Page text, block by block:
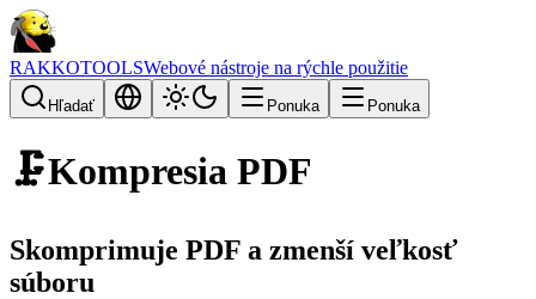
RAKKOTOOLSWebové nástroje na rýchle použitie
Hľadať Ponuka Ponuka
🗜️Kompresia PDF
Skomprimuje PDF a zmenší veľkosť
súboru